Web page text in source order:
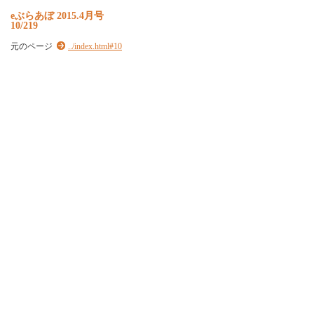
eぶらあぼ 2015.4月 号
10/219
元のページ ../index.html#10